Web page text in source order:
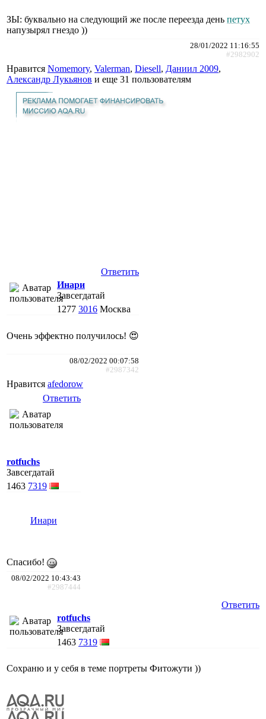
ЗЫ: буквально на следующий же после переезда день петух
напузырял гнездо ))
28/01/2022 11:16:55
#2982902
Нравится Nomemory, Valerman, Diesell, Даниил 2009,
Александр Лукьянов и еще 31 пользователям
Ответить
Инари
Завсегдатай
1277 3016 Москва
Очень эффектно получилось! 😍
08/02/2022 00:07:58
#2987342
Нравится afedorow
Ответить
rotfuchs
Завсегдатай
1463 7319
Инари
Спасибо!
08/02/2022 10:43:43
#2987444
Ответить
rotfuchs
Завсегдатай
1463 7319
Сохраню и у себя в теме портреты Фитожути ))